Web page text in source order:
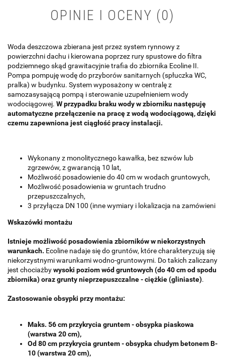
OPINIE I OCENY (0)
Woda deszczowa zbierana jest przez system rynnowy z
powierzchni dachu i kierowana poprzez rury spustowe do filtra
podziemnego skąd grawitacyjnie trafia dozbiornika Ecoline II.
Pompa pompuję wodę do przyborów sanitarnych (spłuczka WC,
pralka) w budynku. System wyposażony w centralę z
samozasysającą pompą i sterowanie uzupełnieniem wody
wodociągowej. W przypadku braku wody w zbiorniku następuję
automatyczne przełączenie na pracę z wodą wodociągową, dzięki
czemu zapewniona jest ciągłość pracy instalacji.
Wykonany z monolitycznego kawałka, bez szwów lub
zgrzewów, z gwarancją 10 lat,
Możliwość posadowienie do 40 cm w wodach gruntowych,
Możliwość posadowienia w gruntach trudno
przepuszczalnych,
3 przyłącza DN 100 (inne wymiary i lokalizacja na zamówieni
Wskazówki montażu
Istnieje możliwość posadowienia zbiorników w niekorzystnych
warunkach. Ecoline nadaje się do gruntów, które charakteryzują się
niekorzystnymi warunkami wodno-gruntowymi. Do takich zaliczany
jest chociażbywysoki poziom wód gruntowych (do 40 cm od spodu
zbiornika) oraz grunty nieprzepuszczalne - ciężkie (gliniaste).
Zastosowanie obsypki przy montażu:
Maks. 56 cm przykrycia gruntem - obsypka piaskowa
(warstwa 20 cm),
Od 80 cm przykrycia gruntem - obsypka chudym betonem B-
10 (warstwa 20 cm),